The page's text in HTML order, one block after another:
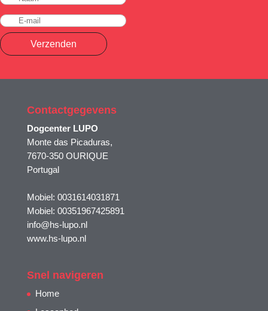
Verzenden
Contactgegevens
Dogcenter LUPO
Monte das Picaduras,
7670-350 OURIQUE
Portugal
Mobiel: 0031614031871
Mobiel: 00351967425891
info@hs-lupo.nl
www.hs-lupo.nl
Snel navigeren
Home